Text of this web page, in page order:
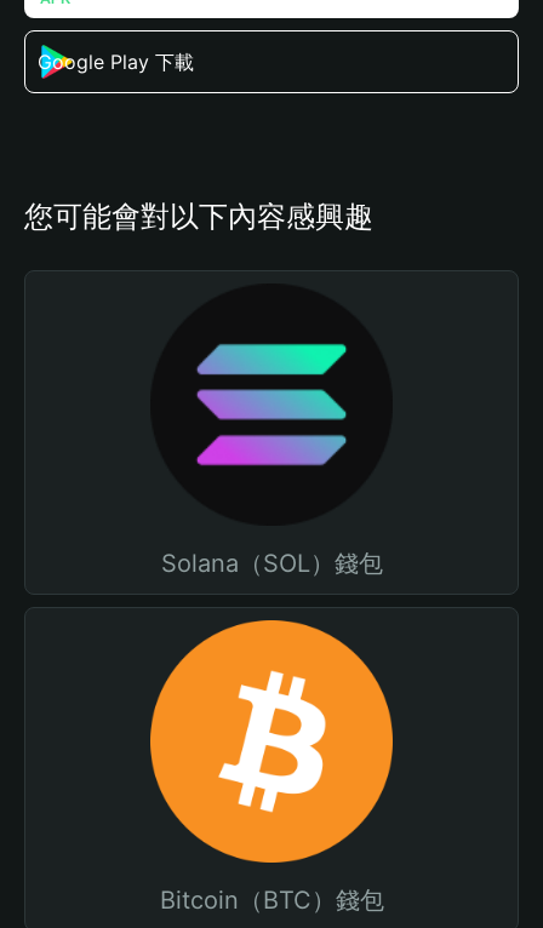
Google Play 下載
您可能會對以下內容感興趣
Solana（SOL）錢包
Bitcoin（BTC）錢包